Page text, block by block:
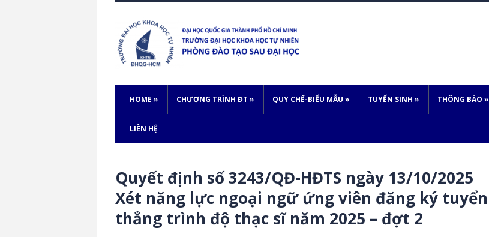
HOME » CHƯƠNG TRÌNH ĐT » QUY CHẾ-BIỂU MẪU » TUYỂN SINH » THÔNG BÁO »
LIÊN HỆ
Quyết định số 3243/QĐ-HĐTS ngày 13/10/2025
Xét năng lực ngoại ngữ ứng viên đăng ký tuyển
thẳng trình độ thạc sĩ năm 2025 – đợt 2